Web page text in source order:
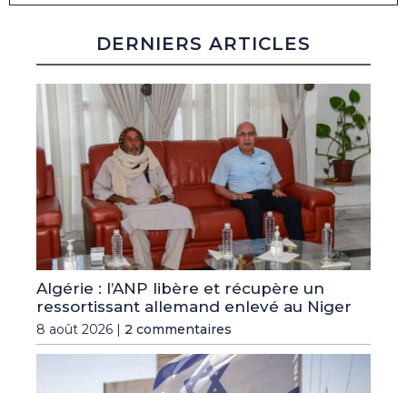
DERNIERS ARTICLES
Algérie : l’ANP libère et récupère un
ressortissant allemand enlevé au Niger
8 août 2026 | 2 commentaires